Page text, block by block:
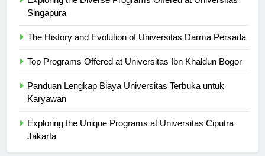
Exploring the Diverse Programs Offered at Universitas
Panduan Lengkap Biaya Universitas Terbuka untuk
Exploring the Unique Programs at Universitas Ciputra